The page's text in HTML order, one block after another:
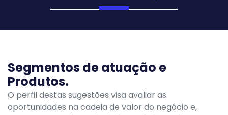
Segmentos de atuação e
Produtos.
O perfil destas sugestões visa avaliar as
oportunidades na cadeia de valor do negócio e,